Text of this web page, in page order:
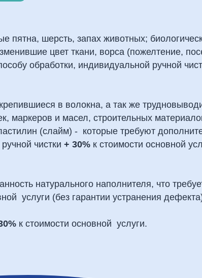
пятна, шерсть, запах животных;
цвет ткани, ворса (пожелтение,
обработки, индивидуальной ручной
в волокна, а так же
маркеров и масел, строительных
(слайм) - которые требуют
чистки + 30% к стоимости основной
натурального наполнителя, что
услуги (без гарантии устранения
к стоимости основной услуги.